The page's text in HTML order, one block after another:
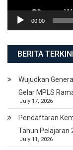
00:00
BERITA TERKINI
Wujudkan
Gelar MPLS
July 17, 2026
Pendaftaran
Tahun Pelajaran
July 11, 2026